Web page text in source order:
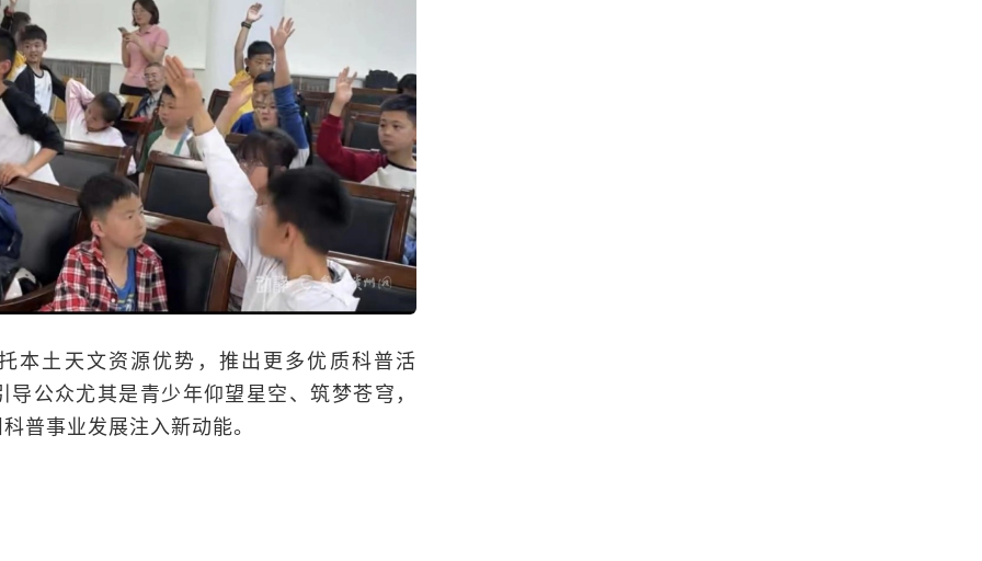
本土天文资源优势，推出更多优质科普活
公众尤其是青少年仰望星空、筑梦苍穹，
普事业发展注入新动能。